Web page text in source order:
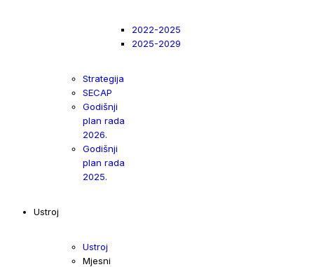
2022-2025
2025-2029
Strategija
SECAP
Godišnji
plan rada
2026.
Godišnji
plan rada
2025.
Ustroj
Ustroj
Mjesni